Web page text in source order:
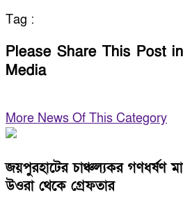
Tag :
Please Share This Post
Media
More News Of This Category
জয়পুরহাটের চাঞ্চল্যকর গণধর্ষণ
উওরা থেকে গ্রেফতার